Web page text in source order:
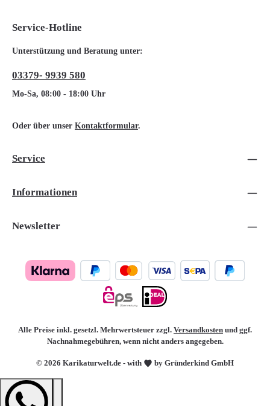
Service-Hotline
Unterstützung und Beratung unter:
03379- 9939 580
Mo-Sa, 08:00 - 18:00 Uhr
Oder über unser Kontaktformular.
Service
Informationen
Newsletter
© 2026 Karikaturwelt.de - with by Gründerkind GmbH
Alle Preise inkl. gesetzl. Mehrwertsteuer zzgl. Versandkosten und ggf.
Nachnahmegebühren, wenn nicht anders angegeben.